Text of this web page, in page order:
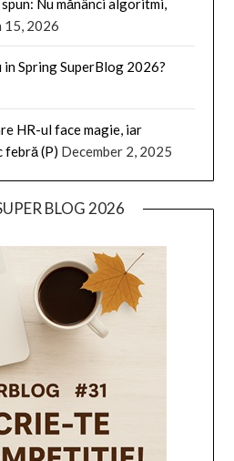
Nu mănânci algoritmi,
15, 2026
in Spring SuperBlog 2026?
HR-ul face magie, iar
febră (P) December 2, 2025
BLOG 2026